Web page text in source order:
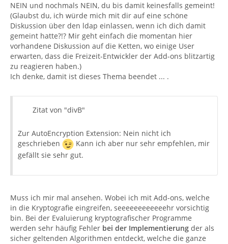
NEIN und nochmals NEIN, du bis damit keinesfalls gemeint!
(Glaubst du, ich würde mich mit dir auf eine schöne
Diskussion über den ldap einlassen, wenn ich dich damit
gemeint hatte?!? Mir geht einfach die momentan hier
vorhandene Diskussion auf die Ketten, wo einige User
erwarten, dass die Freizeit-Entwickler der Add-ons blitzartig
zu reagieren haben.)
Ich denke, damit ist dieses Thema beendet ... .
Zitat von "divB"
Zur AutoEncryption Extension: Nein nicht ich
geschrieben
Kann ich aber nur sehr empfehlen, mir
gefällt sie sehr gut.
Muss ich mir mal ansehen. Wobei ich mit Add-ons, welche
in die Kryptografie eingreifen, seeeeeeeeeeeehr vorsichtig
bin. Bei der Evaluierung kryptografischer Programme
werden sehr häufig Fehler bei der Implementierung der als
sicher geltenden Algorithmen entdeckt, welche die ganze